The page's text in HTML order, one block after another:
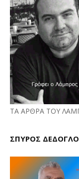
ΤΑ ΑΡΘΡΑ ΤΟΥ
ΣΠΥΡΟΣ